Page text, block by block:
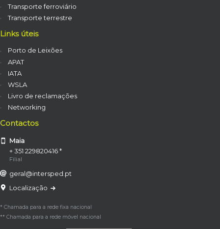
Transporte ferroviário
Transporte terrestre
Links úteis
Porto de Leixões
APAT
IATA
WSLA
Livro de reclamações
Networking
Contactos
Maia
+ 351 229820416 *
Filial
geral@intersped.pt
Localização
* Chamada para a rede fixa nacional
** Chamada para a rede móvel nacional